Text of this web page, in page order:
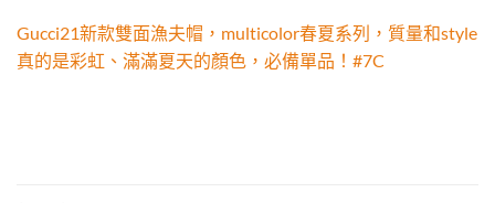
Gucci21新款雙面漁夫帽，multicolor春夏系列，質量和style
真的是彩虹、滿滿夏天的顏色，必備單品！#7C